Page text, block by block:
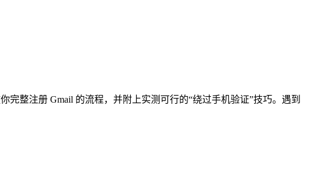
整注册 Gmail 的流程，并附上实测可行的“绕过手机验证”技巧。遇到